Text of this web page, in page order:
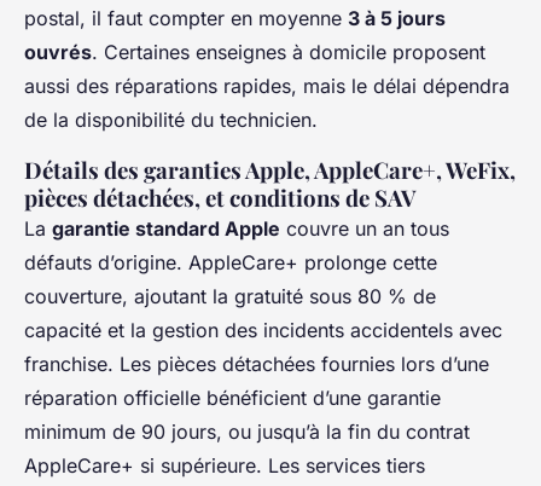
postal, il faut compter en moyenne 3 à 5 jours
ouvrés. Certaines enseignes à domicile proposent
aussi des réparations rapides, mais le délai dépendra
de la disponibilité du technicien.
Détails des garanties Apple, AppleCare+, WeFix,
pièces détachées, et conditions de SAV
La garantie standard Apple couvre un an tous
défauts d’origine. AppleCare+ prolonge cette
couverture, ajoutant la gratuité sous 80 % de
capacité et la gestion des incidents accidentels avec
franchise. Les pièces détachées fournies lors d’une
réparation officielle bénéficient d’une garantie
minimum de 90 jours, ou jusqu’à la fin du contrat
AppleCare+ si supérieure. Les services tiers